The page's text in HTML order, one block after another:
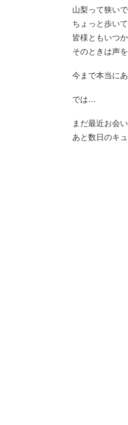
山梨って狭い
ちょっと歩い
皆様ともいつ
そのときは声
今まで本当に
では…
まだ最近お会
あと数日のキ